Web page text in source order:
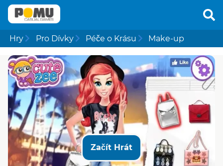
Hry Pro Dívky Péče o Krásu Make-up
Začít Hrát